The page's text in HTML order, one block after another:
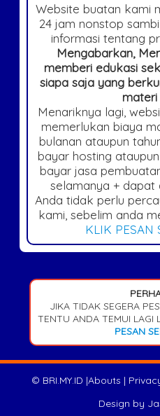
Website buatan kami
24 jam nonstop
informasi tentang
Mengabarkan,
memberi edukasi
siapa saja yang
Menariknya lagi,
memerlukan biaya
bulanan ataupun
bayar hosting
bayar jasa
selamanya + dapat
Anda tidak perlu
kami, sebelim anda
KLIK PESAN
JIKA TIDAK SEGERA
TENTU ANDA TEMUI LAGI
PESAN
© BRI.MY.ID |Abouts |
Design by